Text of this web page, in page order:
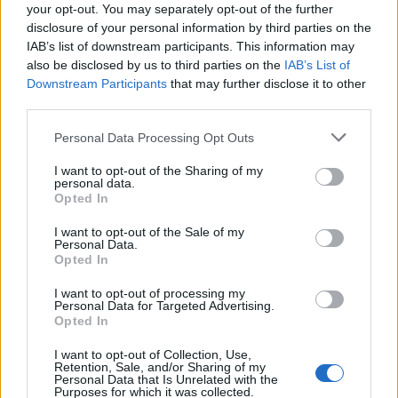
your opt-out. You may separately opt-out of the further
disclosure of your personal information by third parties on the
IAB’s list of downstream participants. This information may
also be disclosed by us to third parties on the IAB’s List of
Downstream Participants that may further disclose it to other
Personal Data Processing Opt Outs
I want to opt-out of the Sharing of my
personal data.
Opted In
I want to opt-out of the Sale of my
Personal Data.
Opted In
I want to opt-out of processing my
Personal Data for Targeted Advertising.
Opted In
I want to opt-out of Collection, Use,
Retention, Sale, and/or Sharing of my
Personal Data that Is Unrelated with the
Purposes for which it was collected.
Kategorie
interpretacje wierszy
Wysokie drzewa – interpretacja
Utwór Leopolda Staffa „Wysokie drzewa”
porusza tematykę charakterystyczną dla autora,
zachwyt nad pięknem przyrody i hołdowanie jej
harmonii, to jego ulubione motywy. „Wysokie
drzewa” wydane w czasach dwudziestolecia
niepokojem, zwracają się ku optymistycznym
wizjom, impresjonistycznie opisując urok